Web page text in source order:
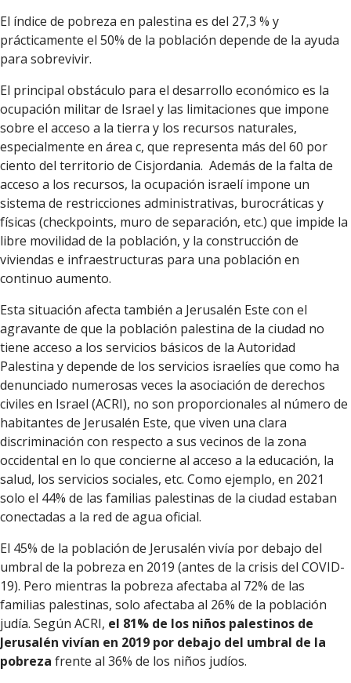
El índice de pobreza en palestina es del 27,3 % y
prácticamente el 50% de la población depende de la ayuda
para sobrevivir.
El principal obstáculo para el desarrollo económico es la
ocupación militar de Israel y las limitaciones que impone
sobre el acceso a la tierra y los recursos naturales,
especialmente en área c, que representa más del 60 por
ciento del territorio de Cisjordania. Además de la falta de
acceso a los recursos, la ocupación israelí impone un
sistema de restricciones administrativas, burocráticas y
físicas (checkpoints, muro de separación, etc.) que impide la
libre movilidad de la población, y la construcción de
viviendas e infraestructuras para una población en
continuo aumento.
Esta situación afecta también a Jerusalén Este con el
agravante de que la población palestina de la ciudad no
tiene acceso a los servicios básicos de la Autoridad
Palestina y depende de los servicios israelíes que como ha
denunciado numerosas veces la asociación de derechos
civiles en Israel (ACRI), no son proporcionales al número de
habitantes de Jerusalén Este, que viven una clara
discriminación con respecto a sus vecinos de la zona
occidental en lo que concierne al acceso a la educación, la
salud, los servicios sociales, etc. Como ejemplo, en 2021
solo el 44% de las familias palestinas de la ciudad estaban
conectadas a la red de agua oficial.
El 45% de la población de Jerusalén vivía por debajo del
umbral de la pobreza en 2019 (antes de la crisis del COVID-
19). Pero mientras la pobreza afectaba al 72% de las
familias palestinas, solo afectaba al 26% de la población
judía. Según ACRI, el 81% de los niños palestinos de
Jerusalén vivían en 2019 por debajo del umbral de la
pobreza frente al 36% de los niños judíos.